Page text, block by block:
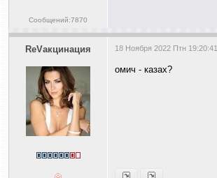
Сообщений:7870
ReVакцинация 18 Ноября 2022 Птн 19:20:41
омич - казах?